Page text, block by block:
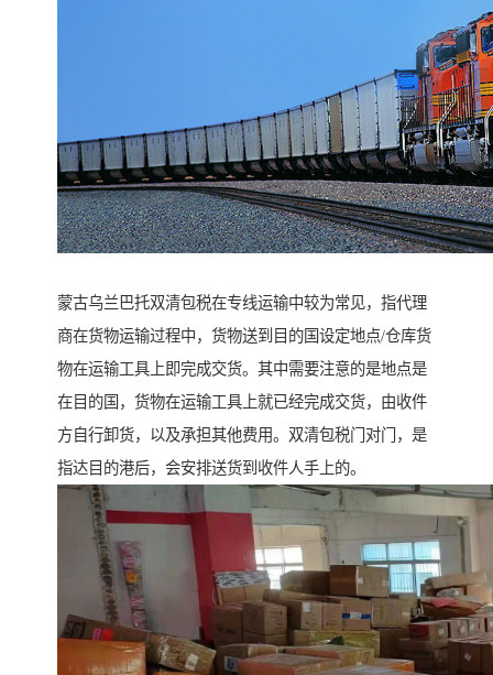
蒙古乌兰巴托双清包税在专线运输中较为常见，指代理
商在货物运输过程中，货物送到目的国设定地点/仓库货
物在运输工具上即完成交货。其中需要注意的是地点是
在目的国，货物在运输工具上就已经完成交货，由收件
方自行卸货，以及承担其他费用。双清包税门对门，是
指达目的港后，会安排送货到收件人手上的。